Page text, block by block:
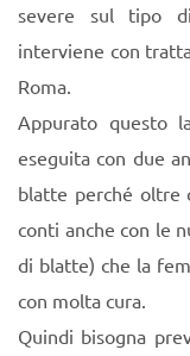
severe sul tipo
interviene con
Roma.
Appurato questo
eseguita con due
blatte perché oltre
conti anche con le
di blatte) che la
con molta cura.
Quindi bisogna